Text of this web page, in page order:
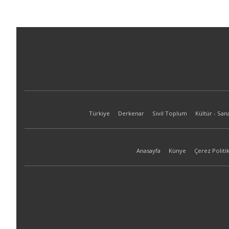
Türkiye Derkenar Sivil Toplum Kültür -
Anasayfa Künye Çerez